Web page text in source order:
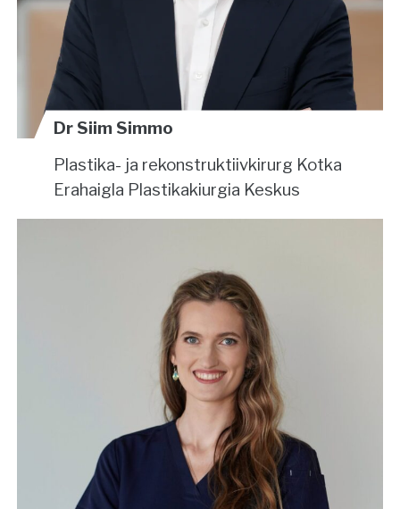
Dr Siim Simmo
Plastika- ja rekonstruktiivkirurg Kotka
Erahaigla Plastikakiurgia Keskus